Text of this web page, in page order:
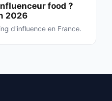
food ?
2026
d'influence en France.